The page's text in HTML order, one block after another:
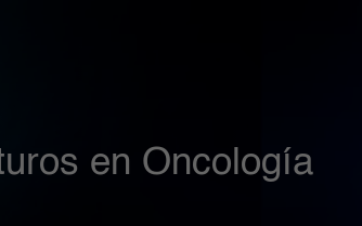
en Oncología